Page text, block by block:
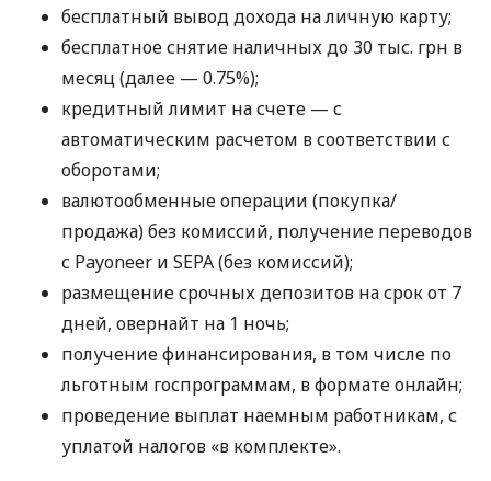
бесплатный вывод дохода на личную карту;
бесплатное снятие наличных до 30 тыс. грн в
месяц (далее — 0.75%);
кредитный лимит на счете — с
автоматическим расчетом в соответствии с
оборотами;
валютообменные операции (покупка/
продажа) без комиссий, получение переводов
с Payoneer и SEPA (без комиссий);
размещение срочных депозитов на срок от 7
дней, овернайт на 1 ночь;
получение финансирования, в том числе по
льготным госпрограммам, в формате онлайн;
проведение выплат наемным работникам, с
уплатой налогов «в комплекте».